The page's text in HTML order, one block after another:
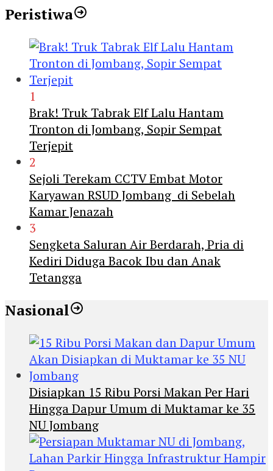
Peristiwa
1
Brak! Truk Tabrak Elf Lalu Hantam
Tronton di Jombang, Sopir Sempat
Terjepit
2
Sejoli Terekam CCTV Embat Motor
Karyawan RSUD Jombang di Sebelah
Kamar Jenazah
3
Sengketa Saluran Air Berdarah, Pria di
Kediri Diduga Bacok Ibu dan Anak
Tetangga
Nasional
Disiapkan 15 Ribu Porsi Makan Per Hari
Hingga Dapur Umum di Muktamar ke 35
NU Jombang